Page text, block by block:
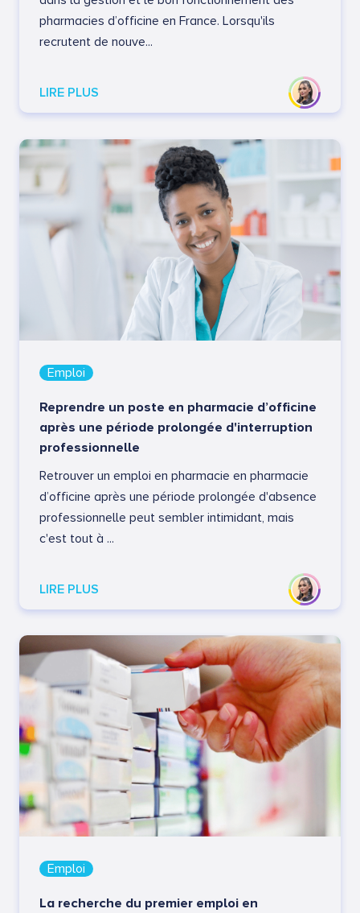
pharmacies d’officine en France. Lorsqu'ils
recrutent de nouve...
LIRE PLUS
Emploi
Reprendre un poste en pharmacie d’officine
après une période prolongée d'interruption
professionnelle
Retrouver un emploi en pharmacie en pharmacie
d’officine après une période prolongée d'absence
professionnelle peut sembler intimidant, mais
c'est tout à ...
LIRE PLUS
Emploi
La recherche du premier emploi en